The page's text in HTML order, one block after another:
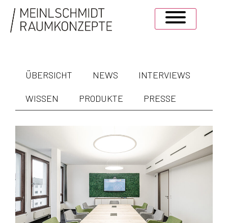
ÜBERSICHT NEWS INTERVIEWS
WISSEN PRODUKTE PRESSE